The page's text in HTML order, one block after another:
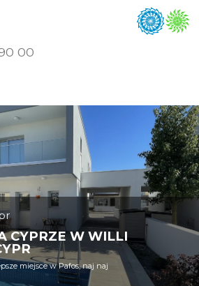
00
CYPRZE W WILLI
miejsce w Pafos, naj naj